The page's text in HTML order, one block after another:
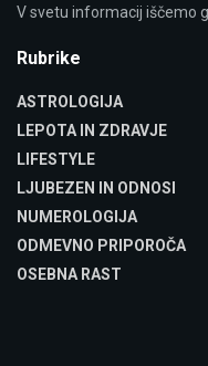
V svetu informacij iščemo
Rubrike
ASTROLOGIJA
LEPOTA IN ZDRAVJE
LIFESTYLE
LJUBEZEN IN ODNOSI
NUMEROLOGIJA
ODMEVNO PRIPOROČA
OSEBNA RAST